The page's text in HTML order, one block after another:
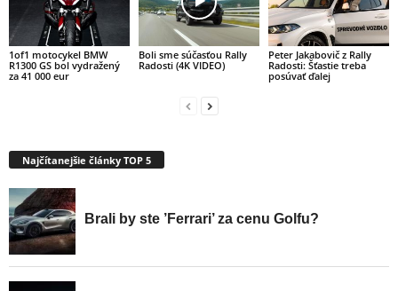
1of1 motocykel BMW
R1300 GS bol vydražený
za 41 000 eur
Boli sme súčasťou Rally
Radosti (4K VIDEO)
Peter Jakabovič z Rally
Radosti: Šťastie treba
posúvať ďalej
Najčítanejšie články TOP 5